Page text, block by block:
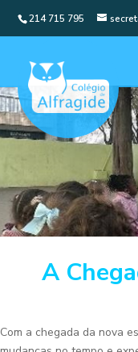
214 715 795
A
Com a chegada da nova